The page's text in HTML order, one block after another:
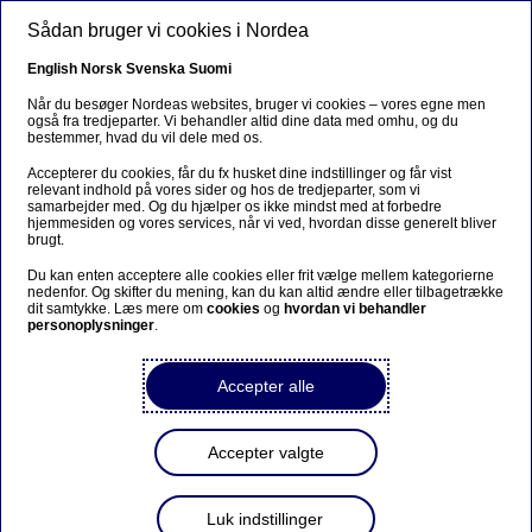
Europe Enhanced KL 1
ISIN-code: DK0060949964|Se dagens kurser(opens in new
(opens in new window)
Køb(opens in new window)
Sådan bruger vi cookies i Nordea
English Norsk Svenska Suomi
Når du besøger Nordeas websites, bruger vi cookies – vores egne men
også fra tredjeparter. Vi behandler altid dine data med omhu, og du
bestemmer, hvad du vil dele med os.
Accepterer du cookies, får du fx husket dine indstillinger og får vist
relevant indhold på vores sider og hos de tredjeparter, som vi
samarbejder med. Og du hjælper os ikke mindst med at forbedre
hjemmesiden og vores services, når vi ved, hvordan disse generelt bliver
brugt.
Du kan enten acceptere alle cookies eller frit vælge mellem kategorierne
nedenfor. Og skifter du mening, kan du kan altid ændre eller tilbagetrække
dit samtykke. Læs mere omcookies og hvordan vi behandler
personoplysninger.
Accepter alle
Accepter valgte
Luk indstillinger